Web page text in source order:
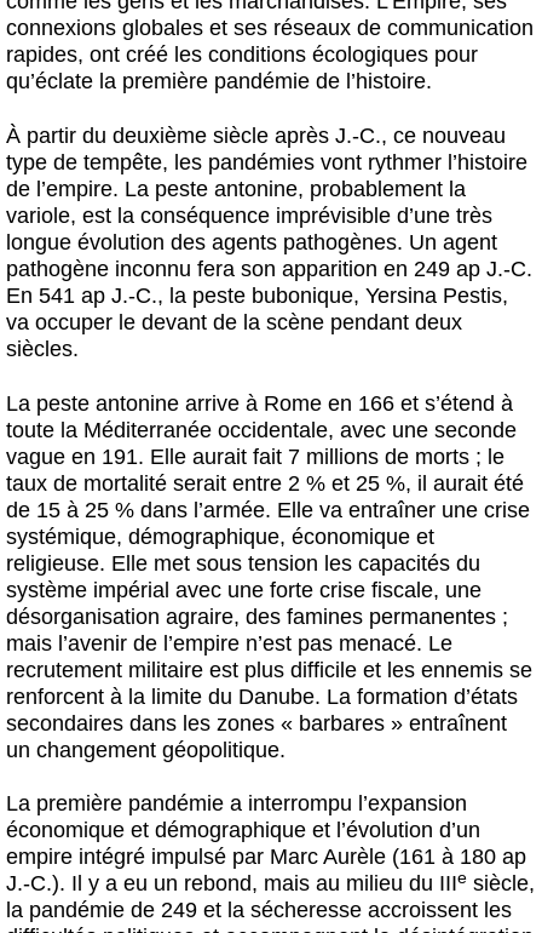
connexions globales et ses réseaux de communication
rapides, ont créé les conditions écologiques pour
qu’éclate la première pandémie de l’histoire.
À partir du deuxième siècle après J.-C., ce nouveau
type de tempête, les pandémies vont rythmer l’histoire
de l’empire. La peste antonine, probablement la
variole, est la conséquence imprévisible d’une très
longue évolution des agents pathogènes. Un agent
pathogène inconnu fera son apparition en 249 ap J.-C.
En 541 ap J.-C., la peste bubonique, Yersina Pestis,
va occuper le devant de la scène pendant deux
siècles.
La peste antonine arrive à Rome en 166 et s’étend à
toute la Méditerranée occidentale, avec une seconde
vague en 191. Elle aurait fait 7 millions de morts ; le
taux de mortalité serait entre 2 % et 25 %, il aurait été
de 15 à 25 % dans l’armée. Elle va entraîner une crise
systémique, démographique, économique et
religieuse. Elle met sous tension les capacités du
système impérial avec une forte crise fiscale, une
désorganisation agraire, des famines permanentes ;
mais l’avenir de l’empire n’est pas menacé. Le
recrutement militaire est plus difficile et les ennemis se
renforcent à la limite du Danube. La formation d’états
secondaires dans les zones « barbares » entraînent
un changement géopolitique.
La première pandémie a interrompu l’expansion
économique et démographique et l’évolution d’un
empire intégré impulsé par Marc Aurèle (161 à 180 ap
J.-C.). Il y a eu un rebond, mais au milieu du IIIe siècle,
la pandémie de 249 et la sécheresse accroissent les